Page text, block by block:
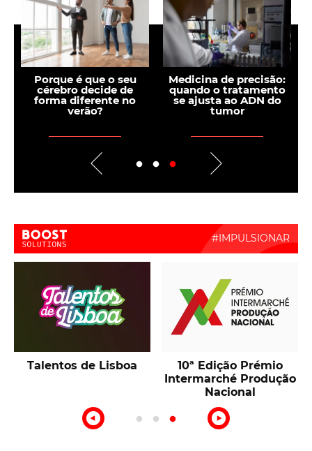
Porque é que o seu
cérebro decide de
forma diferente no
verão?
Medicina de precisão:
quando o tratamento
se ajusta ao ADN do
tumor
Boost Activate
Talentos de Lisboa
10ª Edição Prémio
Intermarché Produção
Nacional